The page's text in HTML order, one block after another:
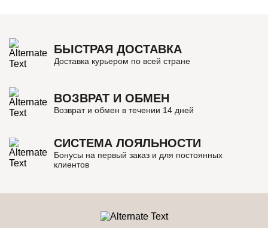
БЫСТРАЯ ДОСТАВКА
Доставка курьером по всей стране
ВОЗВРАТ И ОБМЕН
Возврат и обмен в течении 14 дней
СИСТЕМА ЛОЯЛЬНОСТИ
Бонусы на первый заказ и для постоянных
клиентов